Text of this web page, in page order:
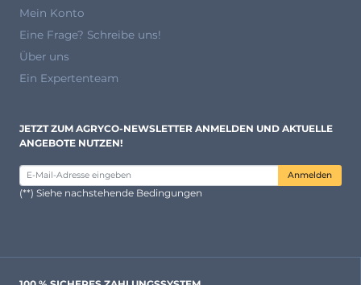
Mein Konto
Eine Frage? Schreibe uns!
Über uns
Ein Expertenteam
JETZT ZUM AGRYCO-NEWSLETTER ANMELDEN UND AKTUELLE
ANGEBOTE NUTZEN!
Anmelden
(**) Siehe nachstehende Bedingungen